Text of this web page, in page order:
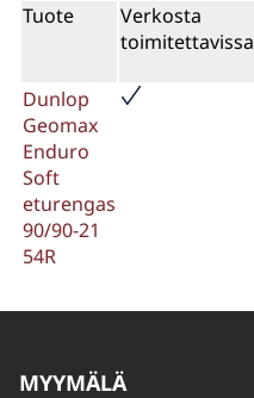
Tuote
Verkosta
toimitettavissa
Dunlop
Geomax
Enduro
Soft
eturengas
90/90-21
54R
MYYMÄLÄ